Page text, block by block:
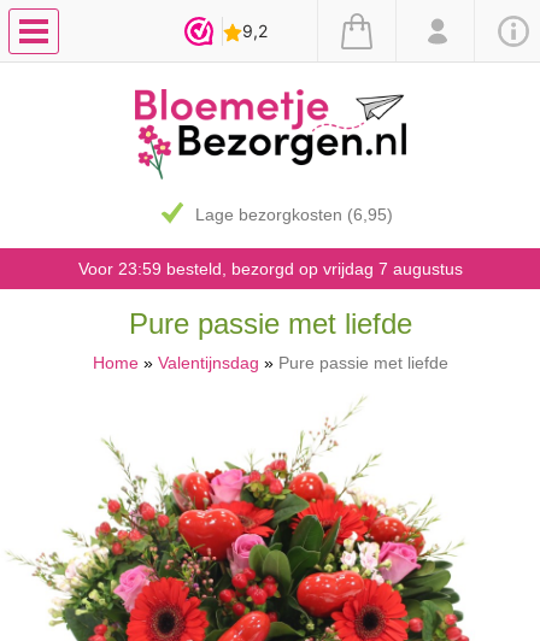
Lage bezorgkosten (6,95)
Voor 23:59 besteld, bezorgd op vrijdag 7 augustus
Pure passie met liefde
Home» Valentijnsdag » Pure passie met liefde